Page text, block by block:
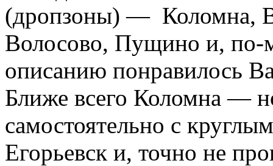
(дропзоны) — Коломна,
Волосово, Пущино и, по-
описанию понравилось
Ближе всего Коломна —
самостоятельно с
Егорьевск и, точно не